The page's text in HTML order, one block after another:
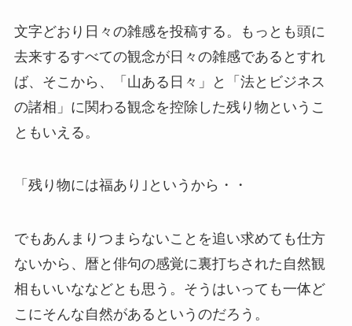
文字どおり日々の雑感を投稿する。もっとも頭に
去来するすべての観念が日々の雑感であるとすれ
ば、そこから、「山ある日々」と「法とビジネス
の諸相」に関わる観念を控除した残り物というこ
ともいえる。
「残り物には福あり｣というから・・
でもあんまりつまらないことを追い求めても仕方
ないから、暦と俳句の感覚に裏打ちされた自然観
相もいいななどとも思う。そうはいっても一体ど
こにそんな自然があるというのだろう。